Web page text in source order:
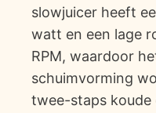
slowjuicer heeft
watt en een lage
RPM, waardoor
schuimvorming
twee-staps